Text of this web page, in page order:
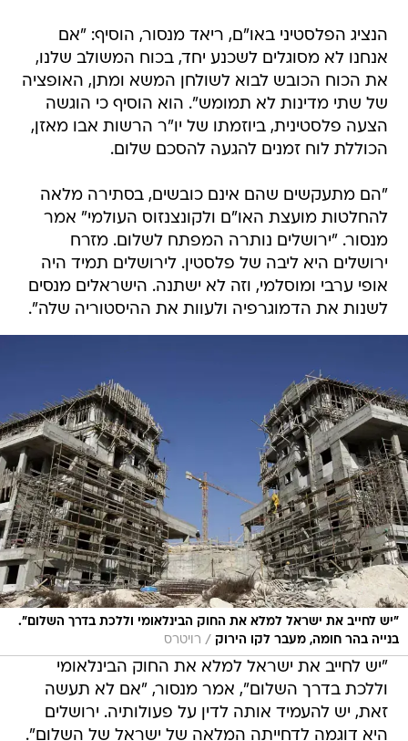
הנציג הפלסטיני באו"ם, ריאד מנסור, הוסיף: "אם
אנחנו לא מסוגלים לשכנע יחד, בכוח המשולב שלנו,
את הכוח הכובש לבוא לשולחן המשא ומתן, האופציה
של שתי מדינות לא תמומש". הוא הוסיף כי הוגשה
הצעה פלסטינית, ביוזמתו של יו"ר הרשות אבו מאזן,
הכוללת לוח זמנים להגעה להסכם שלום.
"הם מתעקשים שהם אינם כובשים, בסתירה מלאה
להחלטות מועצת האו"ם ולקונצנזוס העולמי" אמר
מנסור. "ירושלים נותרה המפתח לשלום. מזרח
ירושלים היא ליבה של פלסטין. לירושלים תמיד היה
אופי ערבי ומוסלמי, וזה לא ישתנה. הישראלים מנסים
לשנות את הדמוגרפיה ולעוות את ההיסטוריה שלה".
"יש לחייב את ישראל למלא את החוק הבינלאומי וללכת בדרך השלום".
בנייה בהר חומה, מעבר לקו הירוק / רויטרס
"יש לחייב את ישראל למלא את החוק הבינלאומי
וללכת בדרך השלום", אמר מנסור, "אם לא תעשה
זאת, יש להעמיד אותה לדין על פעולותיה. ירושלים
היא דוגמה לדחייתה המלאה של ישראל של השלום".